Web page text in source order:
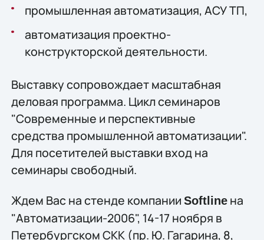
промышленная автоматизация, АСУ ТП,
автоматизация проектно-
конструкторской деятельности.
Выставку сопровождает масштабная
деловая программа. Цикл семинаров
"Современные и перспективные
средства промышленной автоматизации".
Для посетителей выставки вход на
семинары свободный.
Ждем Вас на стенде компании Softlineна
"Автоматизации-2006", 14-17 ноября в
Петербургском СКК (пр. Ю. Гагарина, 8,